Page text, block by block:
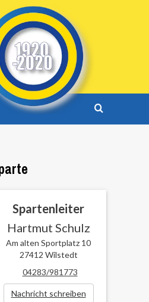
Spartenleiter
Hartmut Schulz
Am alten Sportplatz 10
27412 Wilstedt
04283/981773
Nachricht schreiben